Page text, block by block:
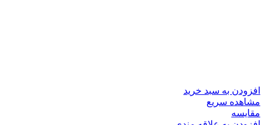
افزودن به سبد خرید
مشاهده سریع
مقایسه